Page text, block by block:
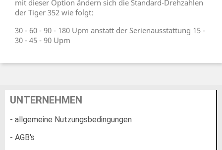
mit dieser Option ändern sich die Standard-Drehzahlen
der Tiger 352 wie folgt:
30 - 60 - 90 - 180 Upm anstatt der Serienausstattung 15 -
30 - 45 - 90 Upm
UNTERNEHMEN
- allgemeine Nutzungsbedingungen
- AGB's